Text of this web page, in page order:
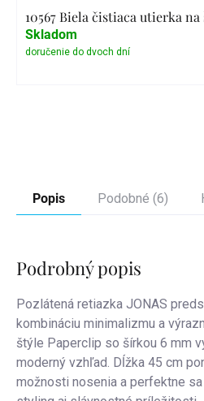
10567 Biela čistiaca utierka
Skladom
Popis Podobné (6)
Podrobný popis
Pozlátená retiazka JONAS
kombináciu minimalizmu a
štýle Paperclip so šírkou 6 mm
moderný vzhľad. Dĺžka 45 cm
možnosti nosenia a perfektne